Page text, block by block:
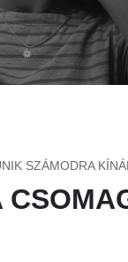
SZÁMODRA